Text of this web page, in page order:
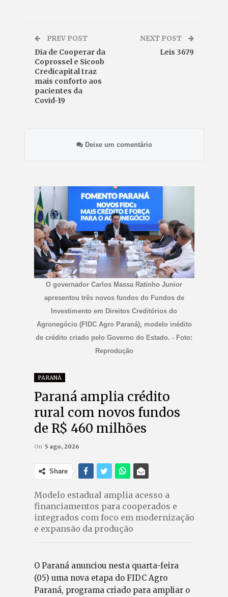
PREV POST
Dia de Cooperar da
Coprossel e Sicoob
Credicapital traz
mais conforto aos
pacientes da
Covid-19
NEXT POST
Leis 3679
Deixe um comentário
O governador Carlos Massa Ratinho Junior
apresentou três novos fundos do Fundos de
Investimento em Direitos Creditórios do
Agronegócio (FIDC Agro Paraná), modelo inédito
de crédito criado pelo Governo do Estado. - Foto:
Reprodução
PARANÁ
Paraná amplia crédito
rural com novos fundos
de R$ 460 milhões
On 5 ago, 2026
Share
Modelo estadual amplia acesso a
financiamentos para cooperados e
integrados com foco em modernização
e expansão da produção
O Paraná anunciou nesta quarta-feira
(05) uma nova etapa do FIDC Agro
Paraná, programa criado para ampliar o